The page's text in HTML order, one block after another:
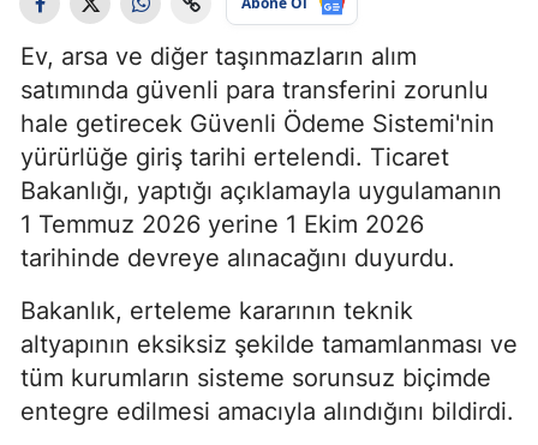
Ev, arsa ve diğer taşınmazların alım
satımında güvenli para transferini zorunlu
hale getirecek Güvenli Ödeme Sistemi'nin
yürürlüğe giriş tarihi ertelendi. Ticaret
Bakanlığı, yaptığı açıklamayla uygulamanın
1 Temmuz 2026 yerine 1 Ekim 2026
tarihinde devreye alınacağını duyurdu.
Bakanlık, erteleme kararının teknik
altyapının eksiksiz şekilde tamamlanması ve
tüm kurumların sisteme sorunsuz biçimde
entegre edilmesi amacıyla alındığını bildirdi.